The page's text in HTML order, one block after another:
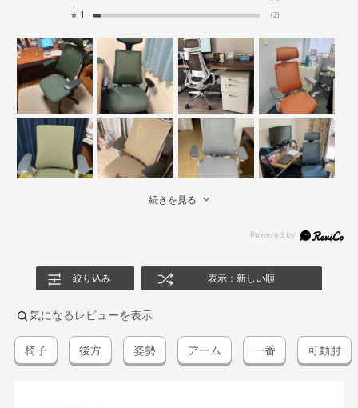
★ 1 (2)
続きを見る
絞り込み 表示：新しい順
気になるレビューを表示
椅子 後方 姿勢 アーム 一番 可動肘